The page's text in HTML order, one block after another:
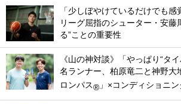
「少しぼやけているだけでも
リーグ屈指のシューター・安藤
る”ことの重要性
《山の神対談》「やっぱり“タ
名ランナー、柏原竜二と神野大
ロンパス® 」×コンディショニ